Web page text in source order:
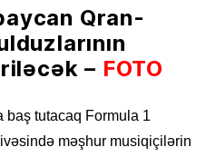
Qran-
– FOTO
baş tutacaq Formula 1
məşhur musiqiçilərin